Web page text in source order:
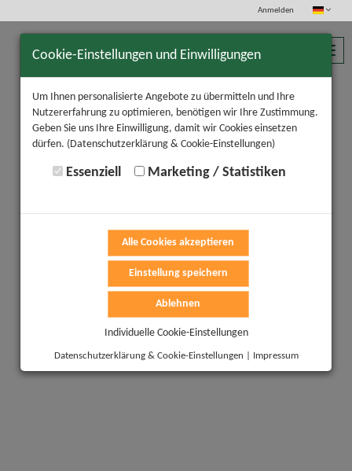
Anmelden
Cookie-Einstellungen und Einwilligungen
Um Ihnen personalisierte Angebote zu übermitteln und Ihre
Nutzererfahrung zu optimieren, benötigen wir Ihre Zustimmung.
Geben Sie uns Ihre Einwilligung, damit wir Cookies einsetzen
dürfen. (Datenschutzerklärung & Cookie-Einstellungen)
Essenziell Marketing / Statistiken
Alle Cookies akzeptieren
Einstellung speichern
Ablehnen
Individuelle Cookie-Einstellungen
Datenschutzerklärung & Cookie-Einstellungen Impressum